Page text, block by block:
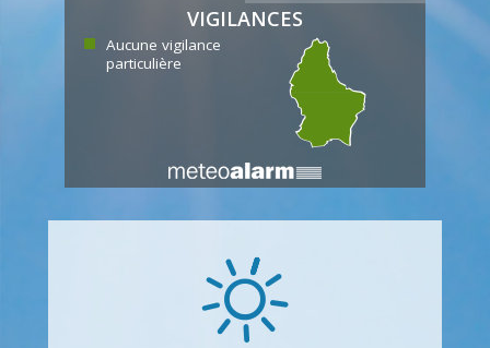
VIGILANCES
Aucune vigilance
particulière